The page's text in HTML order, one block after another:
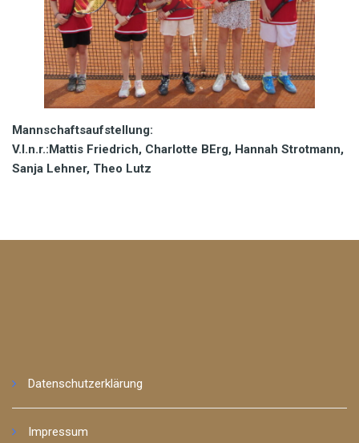
Mannschaftsaufstellung:
V.l.n.r.:Mattis Friedrich, Charlotte BErg, Hannah Strotmann,
Sanja Lehner, Theo Lutz
Datenschutzerklärung
Impressum